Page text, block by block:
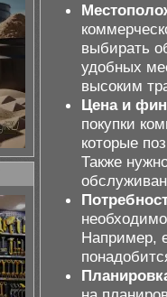
выбирать
удобных
высоким
Цена и
покупки
которые
Также
Например,